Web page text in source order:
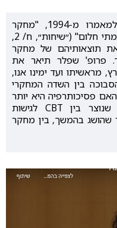
בהרצאתו חזר פרופ' גבי שפלר למאמרו מ-1994, "מחקר
בפסיכותרפיה דינמית: "ההיית או חלמתי חלום" (״שיחות״, ח/ 2,
את תוצאותיהם של מחקר
פרופ' שפלר תיאר את
מראשיתו ועד ימינו אנו,
בין השדה המחקרי
פסיכותרפיה היא יותר
אומנות או מדע, בפער המחקרי שנוצר בין CBT לגישות
שהושג בהמשך, בין מחקר